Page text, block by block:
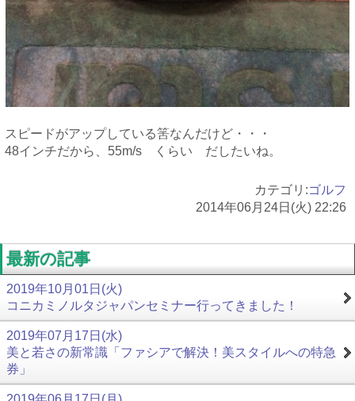
スピードがアップしている筈なんだけど・・・
48インチだから、55m/s くらい だしたいね。
カテゴリ:ゴルフ
2014年06月24日(火) 22:26
最新の記事
2019年10月01日(火)
コニカミノルタジャパンセミナー行ってきました！
2019年07月17日(水)
美と若さの新常識「ファシアで解決！美スタイルへの特急
券」